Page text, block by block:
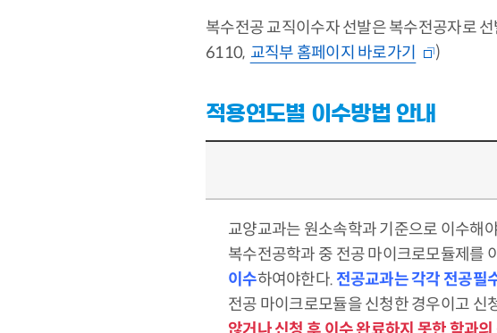
복수전공 교직이수자 선발은 복수전공자로
6110, 교직부 홈페이지 바로가기 )
적용연도별 이수방법 안내
교양교과는 원소속학과 기준으로 이수해
복수전공학과 중 전공 마이크로모듈제를
이수하여야한다. 전공교과는 각각 전공필
전공 마이크로모듈을 신청한 경우이고 신